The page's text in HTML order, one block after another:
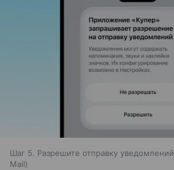
Шаг 5. Разрешите отправку уведомлений
Mail